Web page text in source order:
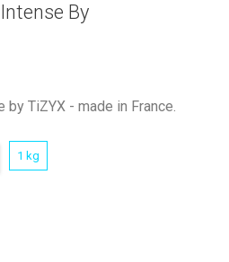
By
TiZYX - made in France.
1 kg